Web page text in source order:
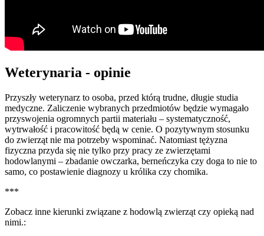
Weterynaria - opinie
Przyszły weterynarz to osoba, przed którą trudne, długie studia
medyczne. Zaliczenie wybranych przedmiotów będzie wymagało
przyswojenia ogromnych partii materiału – systematyczność,
wytrwałość i pracowitość będą w cenie. O pozytywnym stosunku
do zwierząt nie ma potrzeby wspominać. Natomiast tężyzna
fizyczna przyda się nie tylko przy pracy ze zwierzętami
hodowlanymi – zbadanie owczarka, berneńczyka czy doga to nie to
samo, co postawienie diagnozy u królika czy chomika.
***
Zobacz inne kierunki związane z hodowlą zwierząt czy opieką nad
nimi.: